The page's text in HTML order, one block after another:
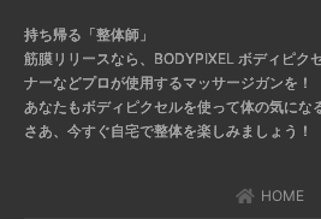
持ち帰る「整体師」
筋膜リリースなら、BODYPIXEL ボディピク
ナーなどプロが使用するマッサージガンを！
あなたもボディピクセルを使って体の気にな
さあ、今すぐ自宅で整体を楽しみましょう！
HOME